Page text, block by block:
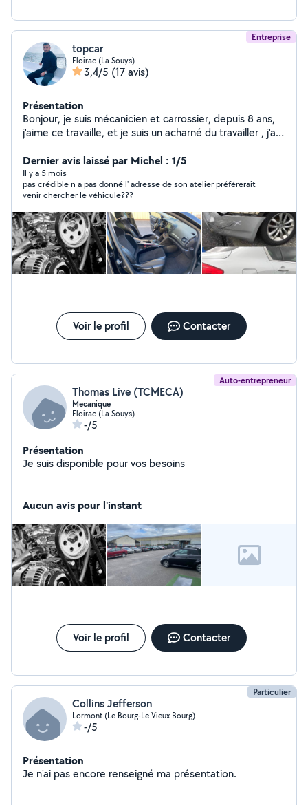
Entreprise
topcar
Floirac (La Souys)
3,4/5 (17 avis)
Présentation
Bonjour, je suis mécanicien et carrossier, depuis 8 ans,
j'aime ce travaille, et je suis un acharné du travailler , j'ai
me contacter. Tel:
Dernier avis laissé par Michel : 1/5
Il y a 5 mois
pas crédible n a pas donné l' adresse de son atelier préférerait
venir chercher le véhicule???
Voir le profil Contacter
Auto-entrepreneur
Thomas Live (TCMECA)
Mecanique
Floirac (La Souys)
-/5
Présentation
Je suis disponible pour vos besoins
Aucun avis pour l'instant
Voir le profil Contacter
Particulier
Collins Jefferson
Lormont (Le Bourg-Le Vieux Bourg)
-/5
Présentation
Je n'ai pas encore renseigné ma présentation.